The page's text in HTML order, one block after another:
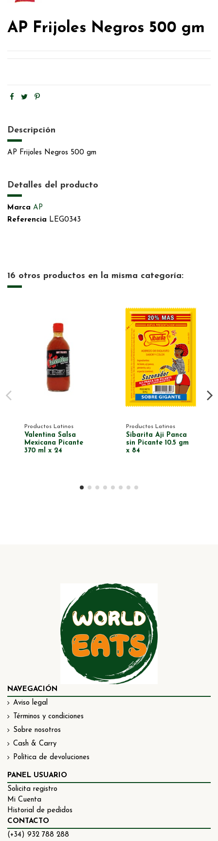
AP Frijoles Negros 500 gm
Descripción
AP Frijoles Negros 500 gm
Detalles del producto
Marca AP
Referencia LEG0343
16 otros productos en la misma categoría:
Productos Latinos
Valentina Salsa
Mexicana Picante
370 ml x 24
Productos Latinos
Sibarita Aji Panca
sin Picante 10.5 gm
x 84
NAVEGACIÓN
Aviso legal
Términos y condiciones
Sobre nosotros
Cash & Carry
Política de devoluciones
PANEL USUARIO
Solicita registro
Mi Cuenta
Historial de pedidos
CONTACTO
(+34) 932 788 288